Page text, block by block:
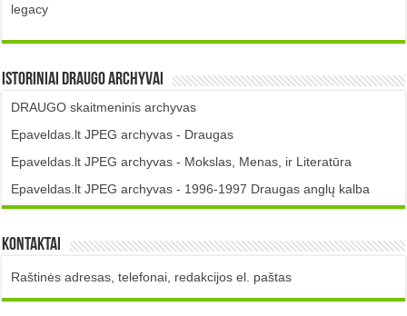
legacy
Istoriniai DRAUGO Archyvai
DRAUGO skaitmeninis archyvas
Epaveldas.lt JPEG archyvas - Draugas
Epaveldas.lt JPEG archyvas - Mokslas, Menas, ir Literatūra
Epaveldas.lt JPEG archyvas - 1996-1997 Draugas anglų kalba
Kontaktai
Raštinės adresas, telefonai, redakcijos el. paštas